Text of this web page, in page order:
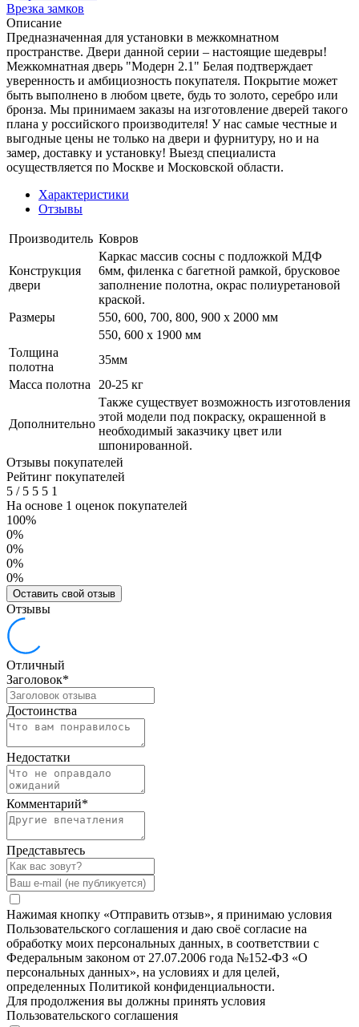
Врезка замков
Описание
Предназначенная для установки в межкомнатном
пространстве. Двери данной серии – настоящие шедевры!
Межкомнатная дверь "Модерн 2.1" Белая подтверждает
уверенность и амбициозность покупателя. Покрытие может
быть выполнено в любом цвете, будь то золото, серебро или
бронза. Мы принимаем заказы на изготовление дверей такого
плана у российского производителя! У нас самые честные и
выгодные цены не только на двери и фурнитуру, но и на
замер, доставку и установку! Выезд специалиста
осуществляется по Москве и Московской области.
Характеристики
Отзывы
Производитель Ковров
Конструкция
двери
Каркас массив сосны с подложкой МДФ
6мм, филенка с багетной рамкой, брусковое
заполнение полотна, окрас полиуретановой
краской.
Размеры
550, 600, 700, 800, 900 x 2000 мм
550, 600 х 1900 мм
Толщина
полотна
35мм
Масса полотна
20-25 кг
Дополнительно
Также существует возможность изготовления
этой модели под покраску, окрашенной в
необходимый заказчику цвет или
шпонированной.
Отзывы покупателей
Рейтинг покупателей
5 /5 5 5 1
На основе 1 оценок покупателей
100%
0%
0%
0%
0%
Оставить свой отзыв
Отзывы
Отличный
Заголовок*
Достоинства
Недостатки
Комментарий*
Представьтесь
Нажимая кнопку «Отправить отзыв», я принимаю условия
Пользовательского соглашения и даю своё согласие на
обработку моих персональных данных, в соответствии с
Федеральным законом от 27.07.2006 года №152-ФЗ «О
персональных данных», на условиях и для целей,
определенных Политикой конфиденциальности.
Для продолжения вы должны принять условия
Пользовательского соглашения